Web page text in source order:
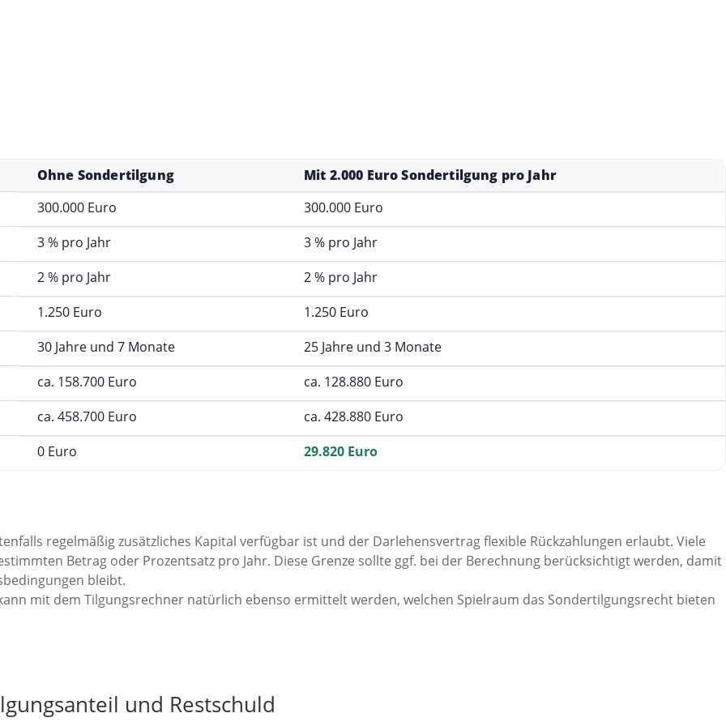
2 % Tilgung, mit und ohne Sondertilgung
Ohne Sondertilgung
Mit 2.000 Euro Sondertilgung pro Jahr
300.000 Euro 300.000 Euro
3 % pro Jahr 3 % pro Jahr
2 % pro Jahr 2 % pro Jahr
1.250 Euro 1.250 Euro
30 Jahre und 7 Monate 25 Jahre und 3 Monate
ca. 158.700 Euro ca. 128.880 Euro
ca. 458.700 Euro ca. 428.880 Euro
0 Euro 29.820 Euro
regelmäßig zusätzliches Kapital verfügbar ist und der Darlehensvertrag flexible Rückzahlungen erlaubt. Viele
Betrag oder Prozentsatz pro Jahr. Diese Grenze sollte ggf. bei der Berechnung berücksichtigt werden, damit
bleibt.
mit dem Tilgungsrechner natürlich ebenso ermittelt werden, welchen Spielraum das Sondertilgungsrecht bieten
und Restschuld